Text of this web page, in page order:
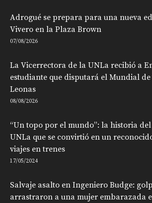
Adrogué se prepara para una nueva
Vivero en la Plaza Brown
07/08/2026
La Vicerrectora de la UNLa recibió a
estudiante que disputará el Mundial
Leonas
08/08/2026
“Un topo por el mundo”: la historia
UNLa que se convirtió en un
viajes en trenes
17/05/2024
Salvaje asalto en Ingeniero Budge:
arrastraron a una mujer embarazada